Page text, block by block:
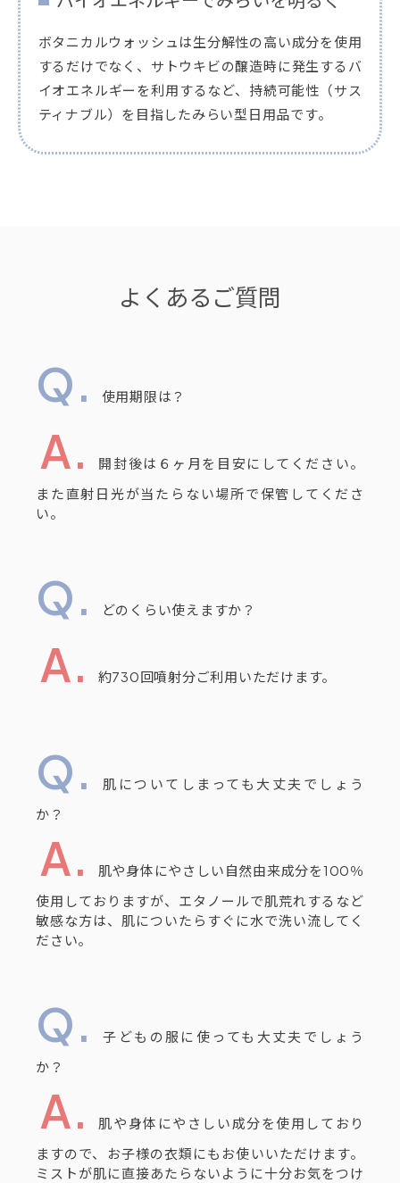
ボタニカルウォッシュは生分解性の高い成分を使用
するだけでなく、サトウキビの醸造時に発生するバ
イオエネルギーを利用するなど、持続可能性（サス
ティナブル）を目指したみらい型日用品です。
よくあるご質問
使用期限は？
開封後は６ヶ月を目安にしてください。
また直射日光が当たらない場所で保管してくださ
い。
どのくらい使えますか？
約730回噴射分ご利用いただけます。
肌についてしまっても大丈夫でしょう
か？
肌や身体にやさしい自然由来成分を100％
使用しておりますが、エタノールで肌荒れするなど
敏感な方は、肌についたらすぐに水で洗い流してく
ださい。
子どもの服に使っても大丈夫でしょう
か？
肌や身体にやさしい成分を使用しており
ますので、お子様の衣類にもお使いいただけます。
ミストが肌に直接あたらないように十分お気をつけ